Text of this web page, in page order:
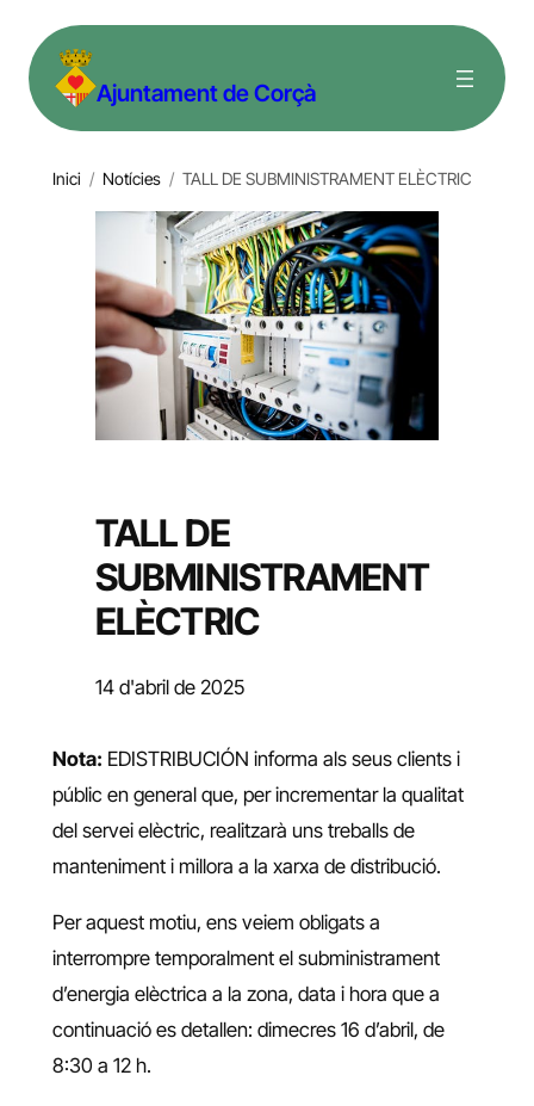
contingut Ajuntament de Corçà
Inici / Notícies / TALL DE SUBMINISTRAMENT ELÈCTRIC
TALL DE
SUBMINISTRAMENT
ELÈCTRIC
14 d'abril de 2025
Nota: EDISTRIBUCIÓN informa als seus clients i
públic en general que, per incrementar la qualitat
del servei elèctric, realitzarà uns treballs de
manteniment i millora a la xarxa de distribució.
Per aquest motiu, ens veiem obligats a
interrompre temporalment el subministrament
d’energia elèctrica a la zona, data i hora que a
continuació es detallen: dimecres 16 d’abril, de
8:30 a 12 h.